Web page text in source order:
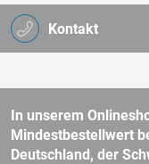
Kontakt
In unserem
Mindestbestellwert
Deutschland, der